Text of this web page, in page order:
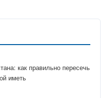
как правильно пересечь
иметь